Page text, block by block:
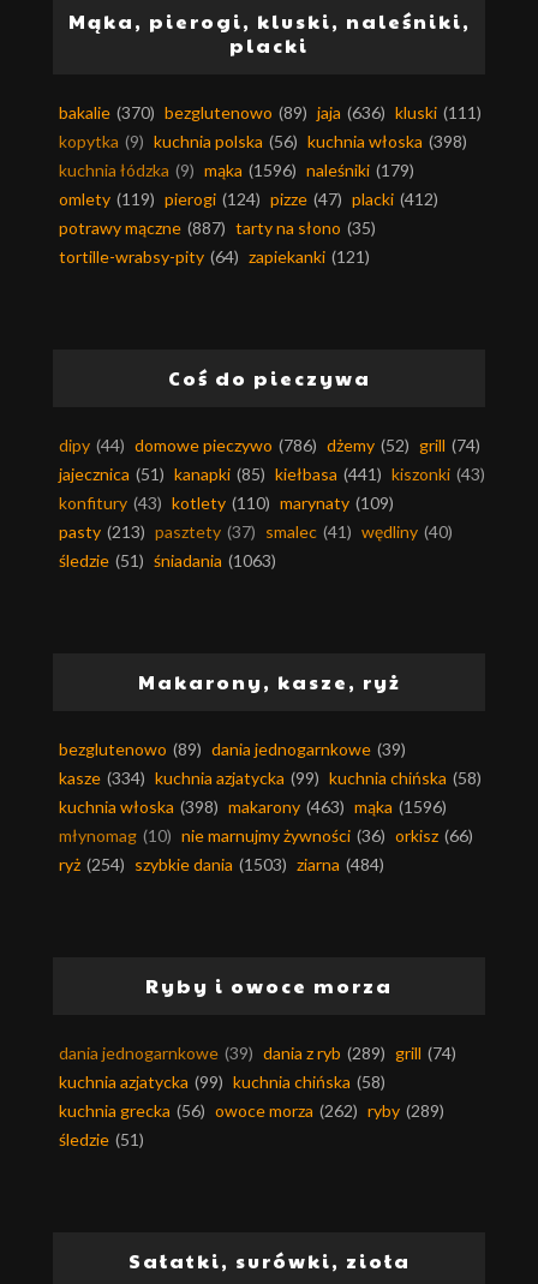
Mąka, pierogi, kluski, naleśniki,
placki
bakalie (370) bezglutenowo (89) jaja (636) kluski (111)
kopytka (9) kuchnia polska (56) kuchnia włoska (398)
kuchnia łódzka (9) mąka (1596) naleśniki (179)
omlety (119) pierogi (124) pizze (47) placki (412)
potrawy mączne (887) tarty na słono (35)
tortille-wrabsy-pity (64) zapiekanki (121)
Coś do pieczywa
dipy (44) domowe pieczywo (786) dżemy (52) grill (74)
jajecznica (51) kanapki (85) kiełbasa (441) kiszonki (43)
konfitury (43) kotlety (110) marynaty (109)
pasty (213) pasztety (37) smalec (41) wędliny (40)
śledzie (51) śniadania (1063)
Makarony, kasze, ryż
bezglutenowo (89) dania jednogarnkowe (39)
kasze (334) kuchnia azjatycka (99) kuchnia chińska (58)
kuchnia włoska (398) makarony (463) mąka (1596)
młynomag (10) nie marnujmy żywności (36) orkisz (66)
ryż (254) szybkie dania (1503) ziarna (484)
Ryby i owoce morza
dania jednogarnkowe (39) dania z ryb (289) grill (74)
kuchnia azjatycka (99) kuchnia chińska (58)
kuchnia grecka (56) owoce morza (262) ryby (289)
śledzie (51)
Sałatki, surówki, zioła